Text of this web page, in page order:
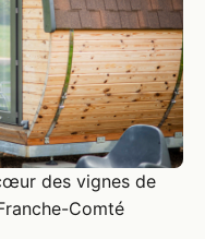
des vignes de
Comté